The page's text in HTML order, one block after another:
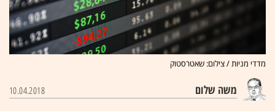
מדדי מניות / צילום: שאטרסטוק
משה שלום 10.04.2018